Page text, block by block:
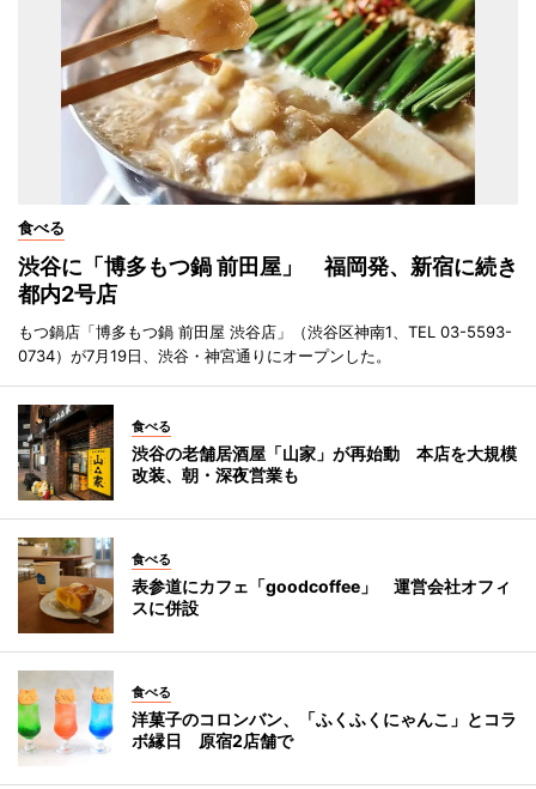
食べる
渋谷に「博多もつ鍋 前田屋」 福岡発、新宿に続き
都内2号店
もつ鍋店「博多もつ鍋 前田屋 渋谷店」（渋谷区神南1、TEL 03-5593-
0734）が7月19日、渋谷・神宮通りにオープンした。
食べる
渋谷の老舗居酒屋「山家」が再始動 本店を大規模
改装、朝・深夜営業も
食べる
表参道にカフェ「goodcoffee」 運営会社オフィ
スに併設
食べる
洋菓子のコロンバン、「ふくふくにゃんこ」とコラ
ボ縁日 原宿2店舗で